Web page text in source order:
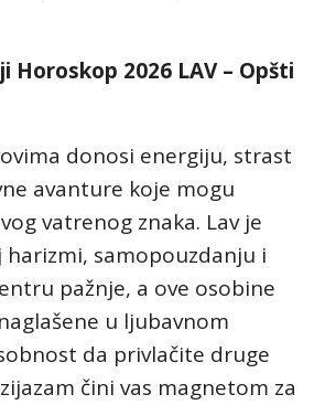
Horoskop 2026 LAV – Opšti
donosi energiju, strast
avanture koje mogu
vatrenog znaka. Lav je
harizmi, samopouzdanju i
pažnje, a ove osobine
u ljubavnom
da privlačite druge
čini vas magnetom za